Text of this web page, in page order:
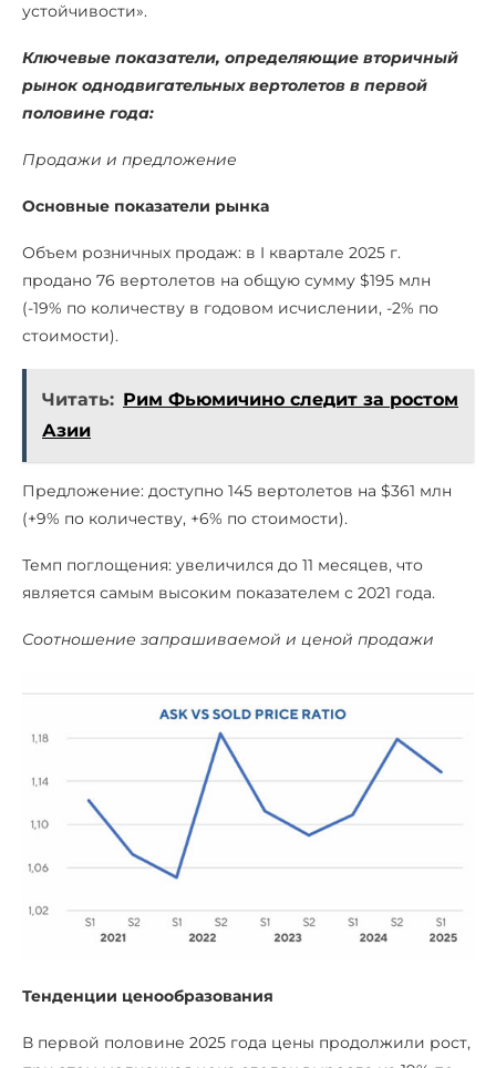
устойчивости».
Ключевые показатели, определяющие вторичный
рынок однодвигательных вертолетов в первой
половине года:
Продажи и предложение
Основные показатели рынка
Объем розничных продаж: в I квартале 2025 г.
продано 76 вертолетов на общую сумму $195 млн
(-19% по количеству в годовом исчислении, -2% по
стоимости).
Читать: Рим Фьюмичино следит за ростом
Азии
Предложение: доступно 145 вертолетов на $361 млн
(+9% по количеству, +6% по стоимости).
Темп поглощения: увеличился до 11 месяцев, что
является самым высоким показателем с 2021 года.
Соотношение запрашиваемой и ценой продажи
Тенденции ценообразования
В первой половине 2025 года цены продолжили рост,